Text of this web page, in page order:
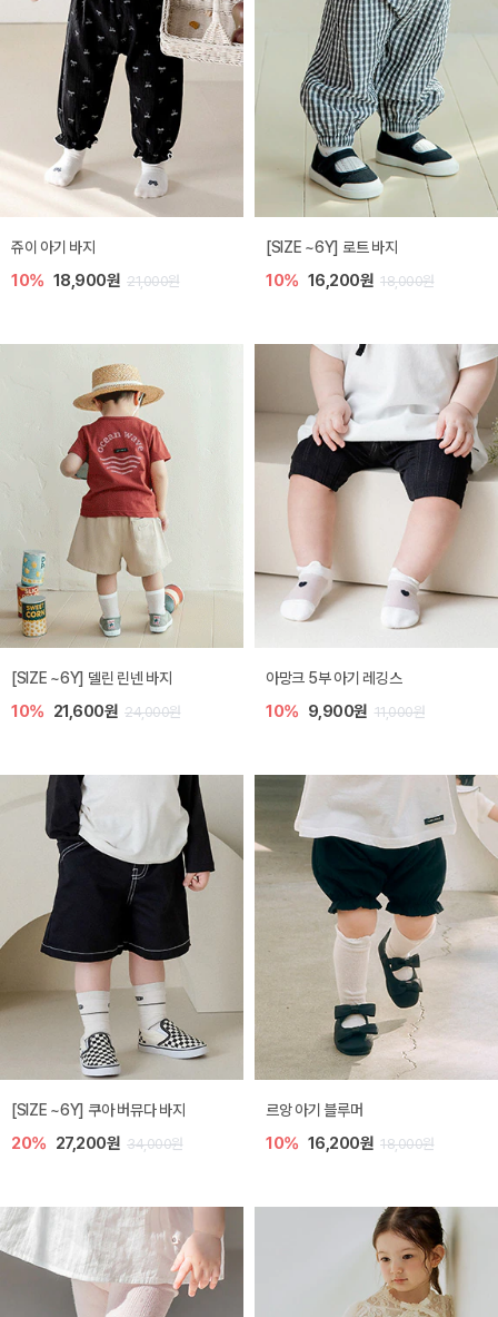
쥬이 아기 바지
10% 18,900원 21,000원
[SIZE ~6Y] 로트 바지
10% 16,200원 18,000원
[SIZE ~6Y] 델린 린넨 바지
10% 21,600원 24,000원
아망크 5부 아기 레깅스
10% 9,900원 11,000원
[SIZE ~6Y] 쿠아 버뮤다 바지
20% 27,200원 34,000원
르앙 아기 블루머
10% 16,200원 18,000원